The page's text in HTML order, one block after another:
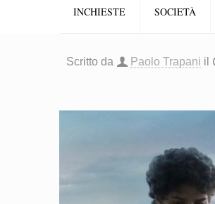
INCHIESTE SOCIETÀ
Scritto da Paolo Trapani il